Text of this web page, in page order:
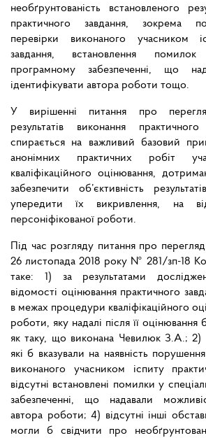
необґрунтованість встановленого
практичного завдання, зокрема
перевірки виконаного учасником
завдання, встановлення
програмному забезпеченні, що
ідентифікувати автора роботи тощо.
У вирішенні питання про
результатів виконання
спирається на важливий базовий
анонімних практичних робіт
кваліфікаційного оцінювання,
забезпечити об’єктивність
упередити їх викривлення, на
персоніфікованої роботи.
Під час розгляду питання про
26 листопада 2018 року № 281/зп-18
таке: 1) за результатами
відомості оцінювання практичного
в межах процедури кваліфікаційного
роботи, яку надалі після її оцінювання
як таку, що виконана Чевилюк З.А.; 2)
які б вказували на наявність
виконаного учасником іспиту
відсутні встановлені помилки у
забезпеченні, що надавали
автора роботи; 4) відсутні інші
могли б свідчити про